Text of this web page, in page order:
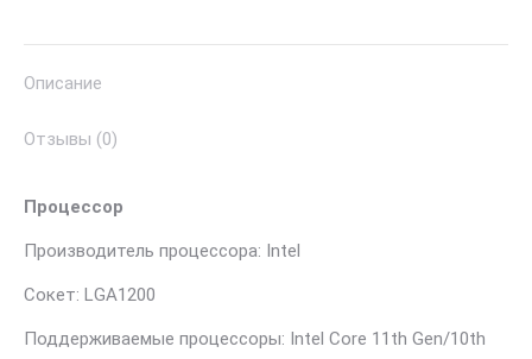
Описание
Отзывы (0)
Процессор
Производитель процессора: Intel
Сокет: LGA1200
Поддерживаемые процессоры: Intel Core 11th Gen/10th